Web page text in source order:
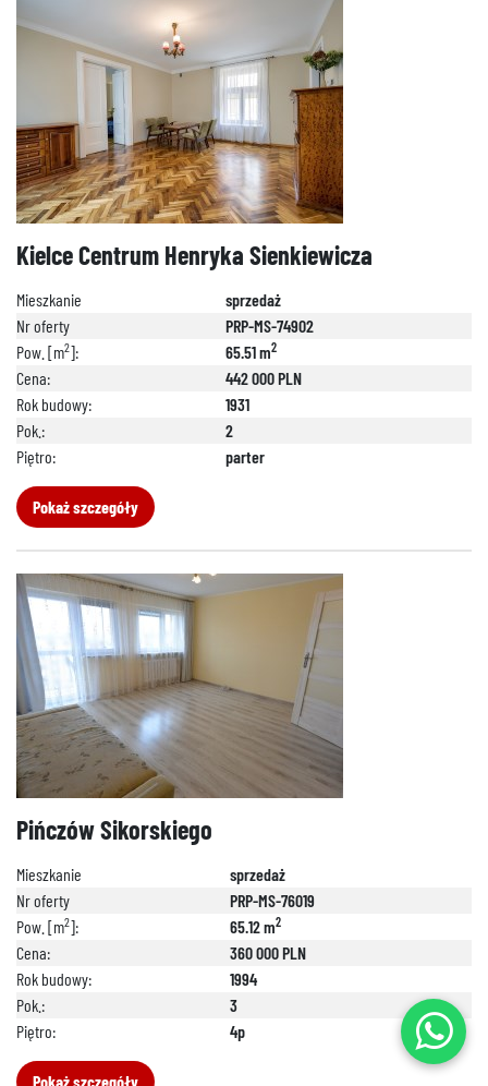
Kielce Centrum Henryka Sienkiewicza
Mieszkanie
sprzedaż
Nr oferty
PRP-MS-74902
Pow. [m2]: 65.51 m2
Cena:
442 000 PLN
Rok budowy:
1931
Pok.:
2
Piętro:
parter
Pokaż szczegóły
Pińczów Sikorskiego
Mieszkanie
sprzedaż
Nr oferty
PRP-MS-76019
Pow. [m2]: 65.12 m2
Cena:
360 000 PLN
Rok budowy:
1994
Pok.:
3
Piętro:
4p
Pokaż szczegóły